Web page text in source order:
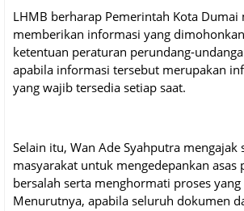
LHMB berharap Pemerintah Kota Dumai
memberikan informasi yang
ketentuan peraturan perundang-
apabila informasi tersebut merupakan
yang wajib tersedia setiap saat.
Selain itu, Wan Ade Syahputra mengajak
masyarakat untuk mengedepankan asas
bersalah serta menghormati proses
Menurutnya, apabila seluruh dokumen